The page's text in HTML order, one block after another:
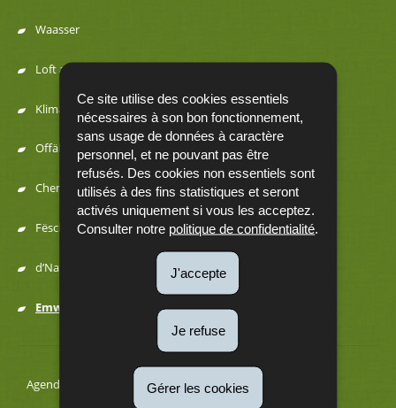
Ce site utilise des cookies essentiels
nécessaires à son bon fonctionnement,
sans usage de données à caractère
personnel, et ne pouvant pas être
refusés. Des cookies non essentiels sont
utilisés à des fins statistiques et seront
activés uniquement si vous les acceptez.
Consulter notre politique de confidentialité.
J'accepte
Je refuse
Gérer les cookies
Menu
de
navigation
Waasser
Loft a Kaméidi
Klima an Energie
Offäll a Ressourcen
Chemesch Substanzen
Fëscherei a Juegd
d’Natur erliewen
Emweltprozeduren
Agenda